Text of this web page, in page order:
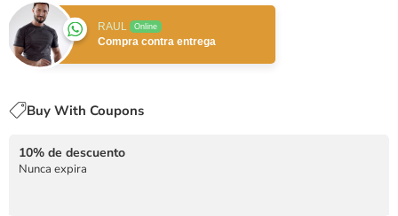
RAUL Online
Compra contra entrega
Buy With Coupons
10% de descuento
Nunca expira